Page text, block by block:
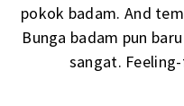
pokok badam. And
Bunga badam pun
sangat.